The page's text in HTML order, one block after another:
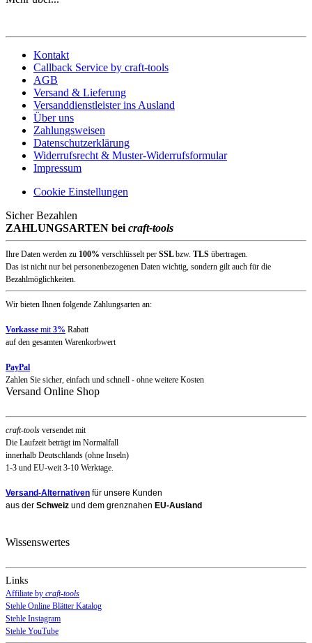
Kontakt
Callback Service by craft-tools
AGB
Versand & Lieferung
Versanddienstleister ins Ausland
Über uns
Zahlungsweisen
Datenschutzerklärung
Widerrufsrecht & Muster-Widerrufsformular
Impressum
Cookie Einstellungen
Sicher Bezahlen
ZAHLUNGSARTEN bei craft-tools
Ihre Daten werden zu 100% verschlüsselt per SSLbzw. TLS übertragen.
Das ist nicht nur bei personenbezogenen Daten wichtig, sondern gilt auch für die
Bezahlmöglichkeiten.
Wir bieten Ihnen folgende Zahlungsarten an:
Vorkasse mit3% Rabatt
auf den gesamten Warenkorbwert
PayPal
Zahlen Sie sicher, einfach und schnell - ohne weitere Kosten
Versand Online Shop
craft-tools versendet mit
Die Laufzeit beträgt im Normalfall
innerhalb Deutschlands (ohne Inseln)
1-3 und EU-weit 3-10 Werktage.
Versand-Alternativen für unsere Kunden
aus der Schweiz und dem grenznahen EU-Ausland
Wissenswertes
Links
Affiliate by craft-tools
Stehle Online Blätter Katalog
Stehle Instagram
Stehle YouTube